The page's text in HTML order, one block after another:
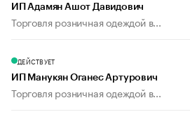
ИП Адамян Ашот Давидович
Торговля розничная одеждой в...
ДЕЙСТВУЕТ
ИП Манукян Оганес Артурович
Торговля розничная одеждой в...